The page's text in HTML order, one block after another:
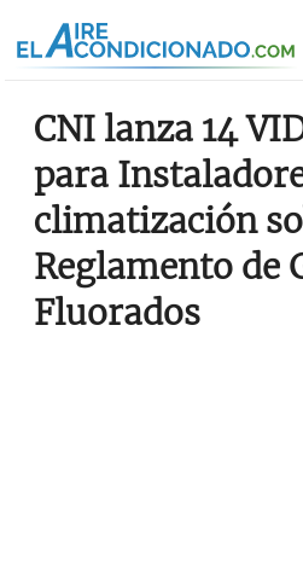
CNI lanza 14
para
climatización
Reglamento de
Fluorados